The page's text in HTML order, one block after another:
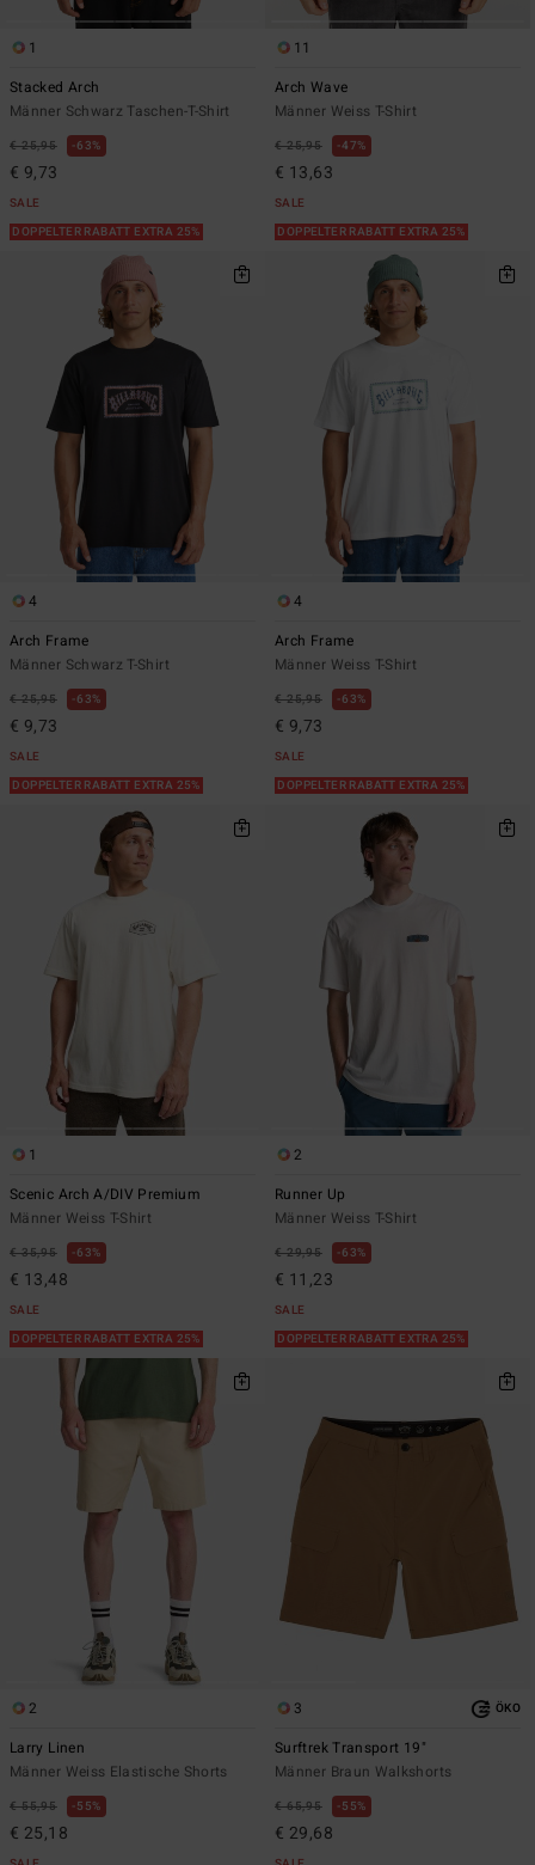
1
Stacked Arch
Männer Schwarz Taschen-T-Shirt
€ 25,95 63%
€ 9,73
SALE
DOPPELTER RABATT EXTRA 25%
11
Arch Wave
Männer Weiss T-Shirt
€ 25,95 47%
€ 13,63
SALE
DOPPELTER RABATT EXTRA 25%
4
Arch Frame
Männer Schwarz T-Shirt
€ 25,95 63%
€ 9,73
SALE
DOPPELTER RABATT EXTRA 25%
4
Arch Frame
Männer Weiss T-Shirt
€ 25,95 63%
€ 9,73
SALE
DOPPELTER RABATT EXTRA 25%
1
Scenic Arch A/DIV Premium
Männer Weiss T-Shirt
€ 35,95 63%
€ 13,48
SALE
DOPPELTER RABATT EXTRA 25%
2
Runner Up
Männer Weiss T-Shirt
€ 29,95 63%
€ 11,23
SALE
DOPPELTER RABATT EXTRA 25%
2
Larry Linen
Männer Weiss Elastische Shorts
€ 55,95 55%
€ 25,18
3 ÖKO
Surftrek Transport 19"
Männer Braun Walkshorts
€ 65,95 55%
€ 29,68